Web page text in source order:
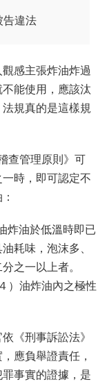
告違法
感主張炸油炸過
能使用，應該汰
規真的是這樣規
查管理原則》可
時，即可認定不
炸油於低溫時即已
耗味，泡沫多、
之一以上者。
）油炸油內之極性
《刑事訴訟法》
應負舉證責任，
事實的證據，是